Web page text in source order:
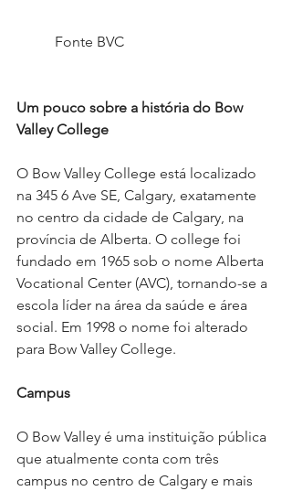
Um pouco sobre a história do Bow
Valley College
O Bow Valley College está localizado
na 345 6 Ave SE, Calgary, exatamente
no centro da cidade de Calgary, na
província de Alberta. O college foi
fundado em 1965 sob o nome Alberta
Vocational Center (AVC), tornando-se a
escola líder na área da saúde e área
social. Em 1998 o nome foi alterado
para Bow Valley College.
Campus
O Bow Valley é uma instituição pública
que atualmente conta com três
campus no centro de Calgary e mais